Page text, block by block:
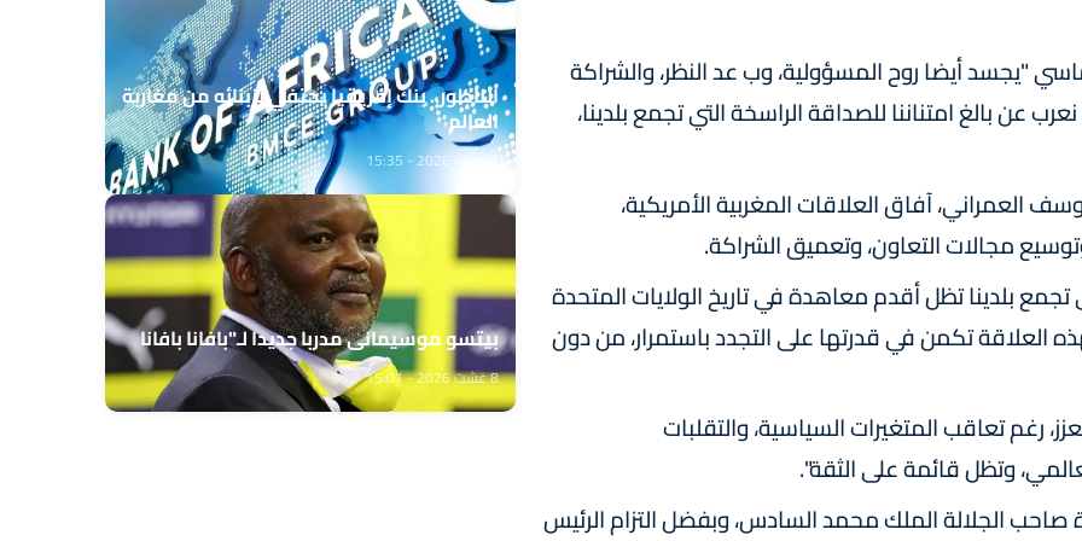
"يجسد أيضا روح المسؤولية، وب عد النظر، والشراكة
عن بالغ امتناننا للصداقة الراسخة التي تجمع بلدينا،
آفاق العلاقات المغربية الأمريكية،
مجالات التعاون، وتعميق الشراكة.
بلدينا تظل أقدم معاهدة في تاريخ الولايات المتحدة
العلاقة تكمن في قدرتها على التجدد باستمرار، من دون
رغم تعاقب المتغيرات السياسية، والتقلبات
وتظل قائمة على الثقة".
صاحب الجلالة الملك محمد السادس، وبفضل التزام الرئيس
الناظور.. بنك إفريقيا يحتفي بزبنائه من مغاربة
العالم
8 غشت 2026 - 15:35
بيتسو موسيماني مدربا جديدا لـ"بافانا بافانا
8 غشت 2026 - 15:01